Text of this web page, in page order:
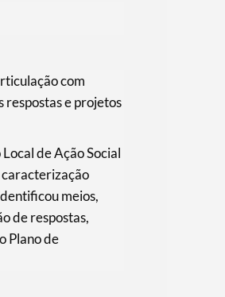
com
respostas e projetos
de Ação Social
caracterização
meios,
de respostas,
Plano de